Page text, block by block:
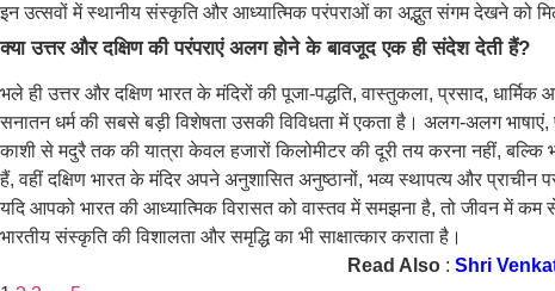
इन उत्सवों में स्थानीय संस्कृति और आध्यात्मिक परंपराओं का अद्भुत संगम देखने को
क्या उत्तर और दक्षिण की परंपराएं अलग होने के बावजूद एक ही संदेश देती हैं?
भले ही उत्तर और दक्षिण भारत के मंदिरों की पूजा-पद्धति, वास्तुकला, प्रसाद,
सनातन धर्म की सबसे बड़ी विशेषता उसकी विविधता में एकता है। अलग-अलग भाषाएं,
काशी से मदुरै तक की यात्रा केवल हजारों किलोमीटर की दूरी तय करना नहीं,
हैं, वहीं दक्षिण भारत के मंदिर अपने अनुशासित अनुष्ठानों, भव्य स्थापत्य और प्राचीन
यदि आपको भारत की आध्यात्मिक विरासत को वास्तव में समझना है, तो जीवन में कम
भारतीय संस्कृति की विशालता और समृद्धि का भी साक्षात्कार कराता है।
Read Also : Shri